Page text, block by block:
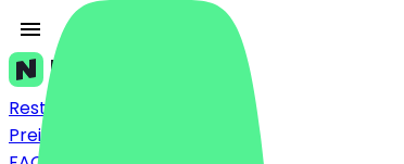
Restaurants
Preise